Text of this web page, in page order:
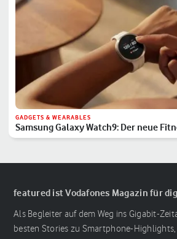
GADGETS & WEARABLES
Samsung Galaxy Watch9: Der neue
Handgelenk
featured ist Vodafones Magazin für
Als Begleiter auf dem Weg ins Gigabit-
besten Stories zu Smartphone-Highlights,